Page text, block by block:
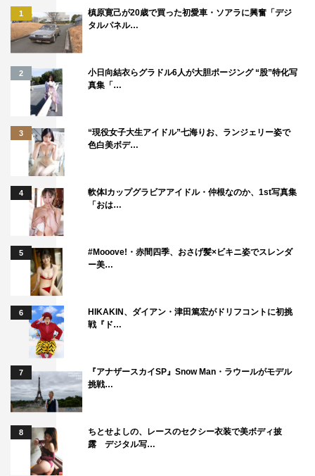
尾上は「『半沢直樹』というドラマを通じて、皆さんにお
越しいただけて、『半沢直樹』の世界観というのを、自分
とは違う視点、あるいは演じ方でまた繰り広げられるとい
うのは作品の力だと思いますし。そういう力を持ったドラ
マって少ないと思うんです。今日演じられたことも含め、
『半沢直樹』という作品に関われたことにあらためてほこ
らしく感じました。皆さんにこれからも『半沢直樹』を愛
してもらえることを願っています」とメッセージを送っ
た。
公演情報
感謝の恩返しスペシャル企画 朗読劇「半沢直樹」
会場：新国立劇場 中劇場
■9月12日（土）後2・00公演
出演：南野陽子（平山美幸役）×土田英生（平山一正役）
脚本：土田英生
「繰り返される時…」
出演：尾上松也（瀬名洋介役）×山崎銀之丞（広重多加夫
役）
脚本：粟島瑞丸
トークショー：南野陽子、土田英生、尾上松也、山崎銀之
1
槙原寛己が20歳で買った初愛車・ソアラに興奮「デジ
タルパネル…
2
小日向結衣らグラドル6人が大胆ポージング “股”特化写
真集「…
3
“現役女子大生アイドル”七海りお、ランジェリー姿で
色白美ボデ…
4
軟体Iカップグラビアアイドル・仲根なのか、1st写真集
「おは…
5
#Mooove!・赤間四季、おさげ髪×ビキニ姿でスレンダ
ー美…
6
HIKAKIN、ダイアン・津田篤宏がドリフコントに初挑
戦『ド…
7
『アナザースカイSP』Snow Man・ラウールがモデル
挑戦…
8
ちとせよしの、レースのセクシー衣装で美ボディ披
露 デジタル写…